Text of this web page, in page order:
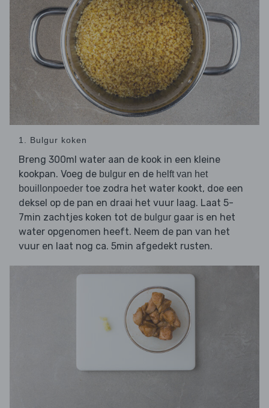
1. Bulgur koken
Breng 300ml water aan de kook in een kleine
kookpan. Voeg de bulgur en de helft van het
bouillonpoeder toe zodra het water kookt, doe een
deksel op de pan en draai het vuur laag. Laat 5-
7min zachtjes koken tot de bulgur gaar is en het
water opgenomen heeft. Neem de pan van het
vuur en laat nog ca. 5min afgedekt rusten.